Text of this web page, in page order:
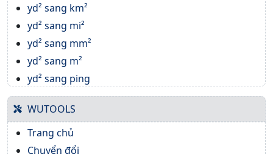
yd² sang km²
yd² sang mi²
yd² sang mm²
yd² sang m²
yd² sang ping
WUTOOLS
Trang chủ
Chuyển đổi